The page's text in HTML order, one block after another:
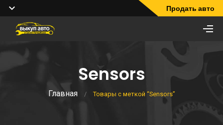
Продать авто
Sensors
Главная / Товары с меткой “Sensors”